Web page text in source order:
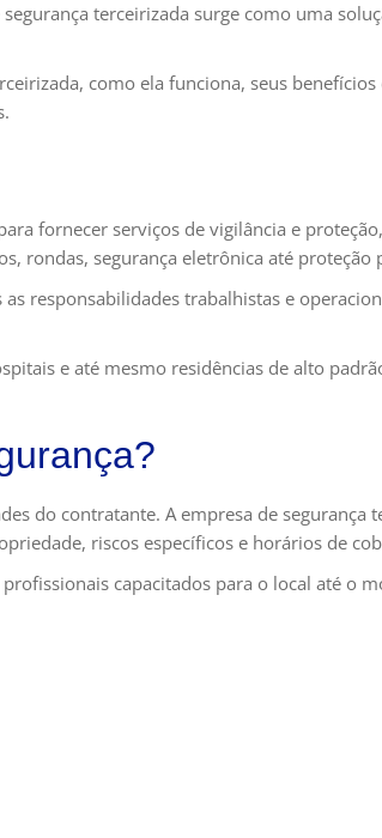
terceirizada surge como uma
como ela funciona, seus
fornecer serviços de vigilância e
segurança eletrônica até proteção
responsabilidades trabalhistas e
e até mesmo residências de alto
do contratante. A empresa de
riscos específicos e horários de
capacitados para o local até